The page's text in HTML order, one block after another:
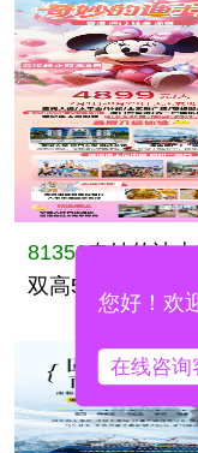
81353奇妙的迪
双高5日游
您好！欢
在线咨询